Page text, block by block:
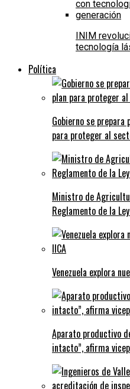
INIM
tecnología
Política
Gobierno se prepara
para proteger al
Ministro de
Reglamento de la
Venezuela explora
Aparato productivo
intacto”, afirma